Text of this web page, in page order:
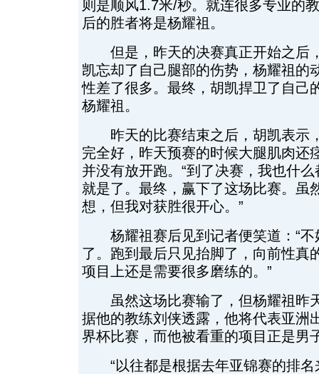
则是顺风1.7米/秒。就连很多专业的
后的胜者将是杨耀祖。
但是，昨天的决赛真正开始之后
凯忘却了自己腿部的伤势，杨耀祖的
性差了很多。最终，胡凯捍卫了自己
杨耀祖。
昨天的比赛结束之后，胡凯表示
完全好，昨天预赛的时候大腿肌肉还
并没有放开跑。“到了决赛，我也什
就是了。最终，赢下了这场比赛。虽
想，但我对获胜很开心。”
杨耀祖赛后见到记者便笑道：“不
了。跑到最后只见抬脚了，向前性真
项目上还是需要很多磨练的。”
虽然这场比赛输了，但杨耀祖昨
据他的教练刘侠透露，他将代表亚洲
界杯比赛，而他被看重的项目正是男
“以往都是根据去年亚锦赛的排名